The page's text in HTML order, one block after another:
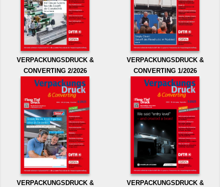
VERPACKUNGSDRUCK &
CONVERTING 2/2026
VERPACKUNGSDRUCK &
CONVERTING 1/2026
VERPACKUNGSDRUCK &
VERPACKUNGSDRUCK &